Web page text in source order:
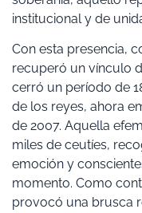
institucional y de
Con esta presencia,
recuperó un vínculo
cerró un período de
de los reyes, ahora
de 2007. Aquella
miles de ceutíes,
emoción y
momento. Como
provocó una brusca